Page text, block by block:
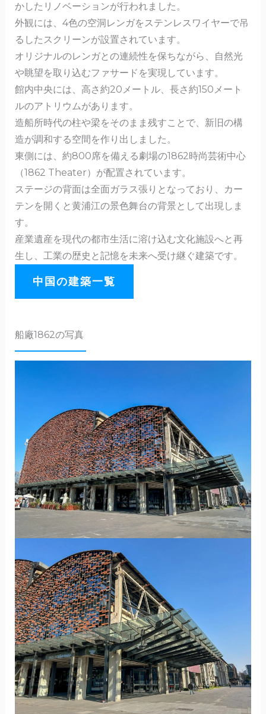
かしたリノベーションが行われました。
外観には、4色の空洞レンガをステンレスワイヤーで吊
るしたスクリーンが設置されています。
オリジナルのレンガとの連続性を保ちながら、自然光
や眺望を取り込むファサードを実現しています。
館内中央には、高さ約20メートル、長さ約150メート
ルのアトリウムがあります。
造船所時代の柱や梁をそのまま残すことで、新旧の構
造が調和する空間を作り出しました。
東側には、約800席を備える劇場の1862時尚芸術中心
（1862 Theater）が配置されています。
ステージの背面は全面ガラス張りとなっており、カー
テンを開くと黄浦江の景色舞台の背景として出現しま
す。
産業遺産を現代の都市生活に溶け込む文化施設へと再
生し、工業の歴史と記憶を未来へ受け継ぐ建築です。
中国の建築一覧
船廠1862の写真